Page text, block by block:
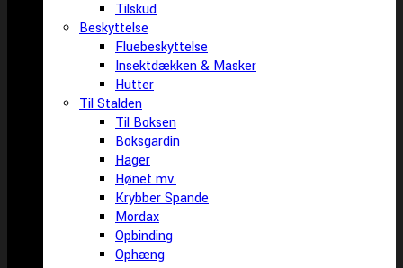
Tilskud
Beskyttelse
Fluebeskyttelse
Insektdækken & Masker
Hutter
Til Stalden
Til Boksen
Boksgardin
Hager
Hønet mv.
Krybber Spande
Mordax
Opbinding
Ophæng